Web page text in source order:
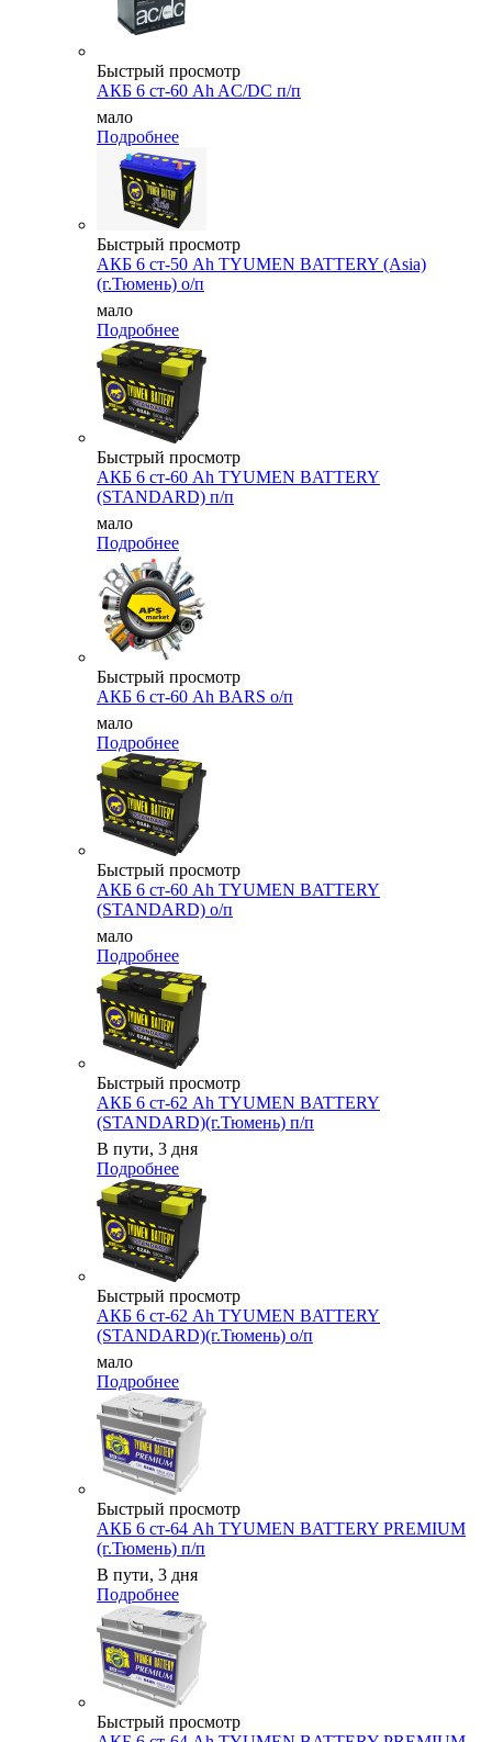
Быстрый просмотр
АКБ 6 ст-60 Ah AC/DC п/п
мало
Подробнее
Быстрый просмотр
АКБ 6 ст-50 Аh TYUMEN BATTERY (Asia)
(г.Тюмень) о/п
мало
Подробнее
Быстрый просмотр
АКБ 6 ст-60 Ah TYUMEN BATTERY
(STANDARD) п/п
мало
Подробнее
Быстрый просмотр
АКБ 6 ст-60 Ah BARS о/п
мало
Подробнее
Быстрый просмотр
АКБ 6 ст-60 Ah TYUMEN BATTERY
(STANDARD) о/п
мало
Подробнее
Быстрый просмотр
АКБ 6 ст-62 Ah TYUMEN BATTERY
(STANDARD)(г.Тюмень) п/п
В пути, 3 дня
Подробнее
Быстрый просмотр
АКБ 6 ст-62 Ah TYUMEN BATTERY
(STANDARD)(г.Тюмень) о/п
мало
Подробнее
Быстрый просмотр
АКБ 6 ст-64 Ah TYUMEN BATTERY PREMIUM
(г.Тюмень) п/п
В пути, 3 дня
Подробнее
Быстрый просмотр